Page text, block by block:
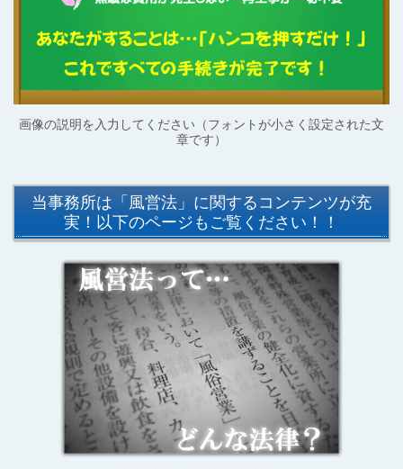
画像の説明を入力してください（フォントが小さく設定された文
章です）
当事務所は「風営法」に関するコンテンツが充
実！以下のページもご覧ください！！